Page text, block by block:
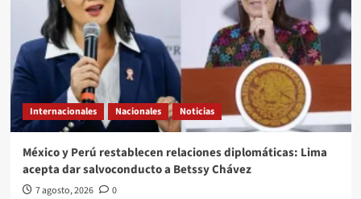
Internacionales Nacionales Noticias
México y Perú restablecen relaciones diplomáticas: Lima
acepta dar salvoconducto a Betssy Chávez
7 agosto, 2026 0